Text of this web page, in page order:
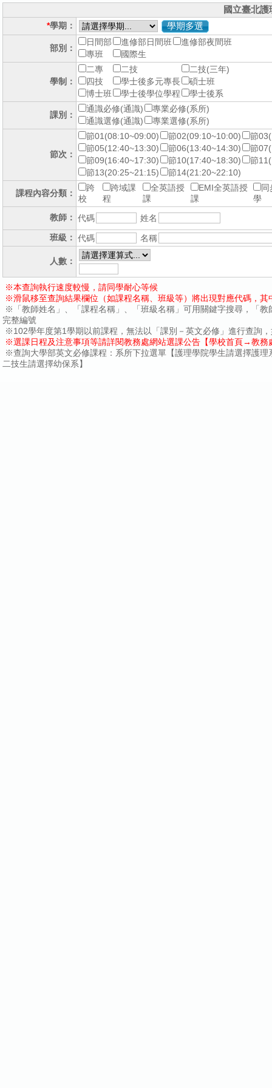
國立臺北
*學期： 學期多選
部別：
日間部 進修部日間班
進修部夜間班
專班
國際生
學制：
二專 二技
二技(三年)
四技
學士後多元專長
碩士班
博士班
學士後學位學程 學士後系
課別：
通識必修(通識)
專業必修(系所)
通識選修(通識)
專業選修(系所)
節次：
節01(08:10~09:00) 節02(09:10~10:00)
節
節05(12:40~13:30)
節06(13:40~14:30)
節
節09(16:40~17:30)
節10(17:40~18:30)
節
節13(20:25~21:15)
節14(21:20~22:10)
課程內容分類：
跨
校
跨域課
程
全英語授
課
EMI全英語授
課
學
教師： 代碼
姓名
班級： 代碼 名稱
人數：
※本查詢執行速度較慢，請同學耐心等候
※滑鼠移至查詢結果欄位（如課程名稱、班級等）將出現對應代碼，
※「教師姓名」、「課程名稱」、「班級名稱」可用關鍵字搜尋，「
完整編號
※102學年度第1學期以前課程，無法以「課別－英文必修」進行查詢
※選課日程及注意事項等請詳閱教務處網站選課公告【學校首頁→教
※查詢大學部英文必修課程：系所下拉選單【護理學院學生請選擇護
二技生請選擇幼保系】